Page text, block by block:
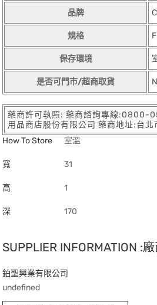
品牌
規格
保存環境
是否可門市/超商取貨 N
藥商許可執照: 藥商諮詢專線:0800-
用品商店股份有限公司 藥商地址:台
How To Store
室溫
寬 31
高 1
深 170
SUPPLIER INFORMATION :
鉑聖興業有限公司
undefined